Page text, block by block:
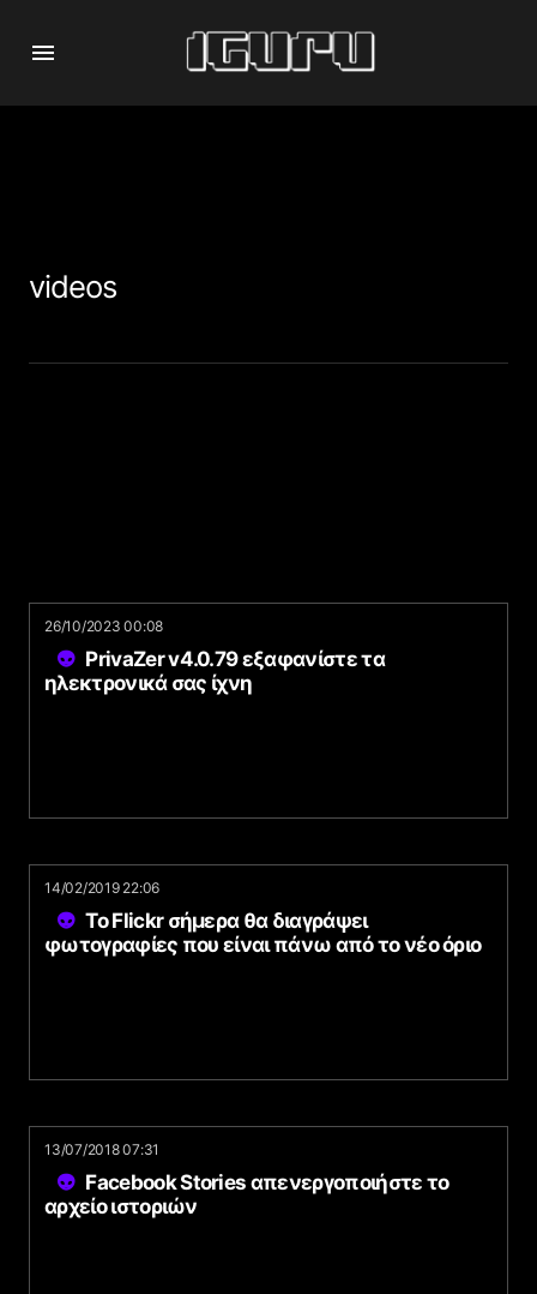
videos
26/10/2023 00:08
PrivaZer v4.0.79 εξαφανίστε τα
ηλεκτρονικά σας ίχνη
14/02/2019 22:06
Το Flickr σήμερα θα διαγράψει
φωτογραφίες που είναι πάνω από το νέο όριο
13/07/2018 07:31
Facebook Stories απενεργοποιήστε το
αρχείο ιστοριών